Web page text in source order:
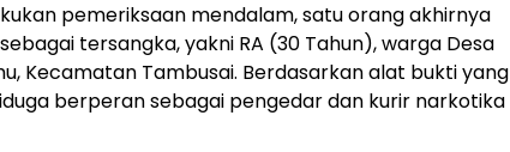
pemeriksaan mendalam, satu orang akhirnya
tersangka, yakni RA (30 Tahun), warga Desa
Kecamatan Tambusai. Berdasarkan alat bukti yang
berperan sebagai pengedar dan kurir narkotika